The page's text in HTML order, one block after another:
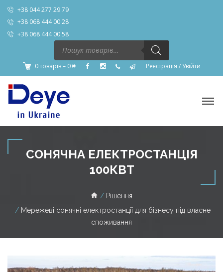
+38 044 277 29 79
+38 068 444 00 28
+38 068 444 00 58
Пошук
товарів
0 товарів – 0₴ Реєстрація /Увійти
СОНЯЧНА ЕЛЕКТРОСТАНЦІЯ
100КВТ
Рішення
Мережеві сонячні електростанції для бізнесу під власне
споживання